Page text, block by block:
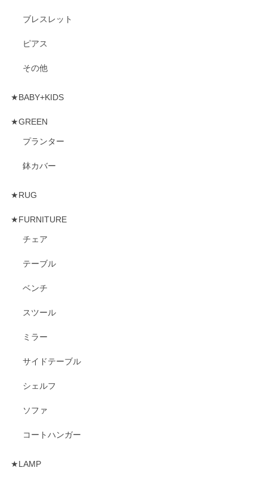
ブレスレット
ピアス
その他
★BABY+KIDS
★GREEN
プランター
鉢カバー
★RUG
★FURNITURE
チェア
テーブル
ベンチ
スツール
ミラー
サイドテーブル
シェルフ
ソファ
コートハンガー
★LAMP